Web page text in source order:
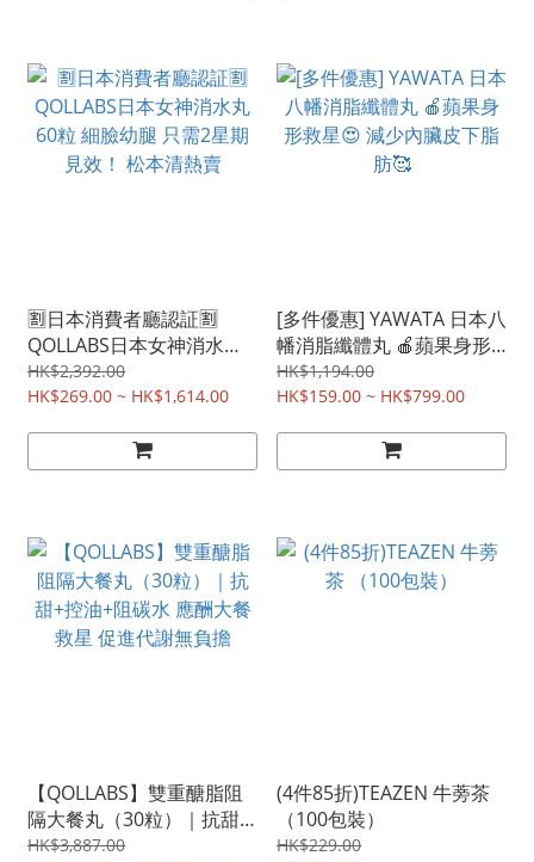
🈹日本消費者廳認証🈹
QOLLABS日本女神消水丸
60粒 細臉幼腿 只需2星期
見效！ 松本清熱賣
HK$2,392.00
HK$269.00 ~ HK$1,614.00
[多件優惠] YAWATA 日本八
幡消脂纖體丸 🍎蘋果身形
救星😍 減少內臟皮下脂肪
🥰
HK$1,194.00
HK$159.00 ~ HK$799.00
【QOLLABS】雙重醣脂阻
隔大餐丸（30粒）｜抗甜
+控油+阻碳水 應酬大餐救
HK$3,887.00
(4件85折)TEAZEN 牛蒡茶
（100包裝）
HK$229.00